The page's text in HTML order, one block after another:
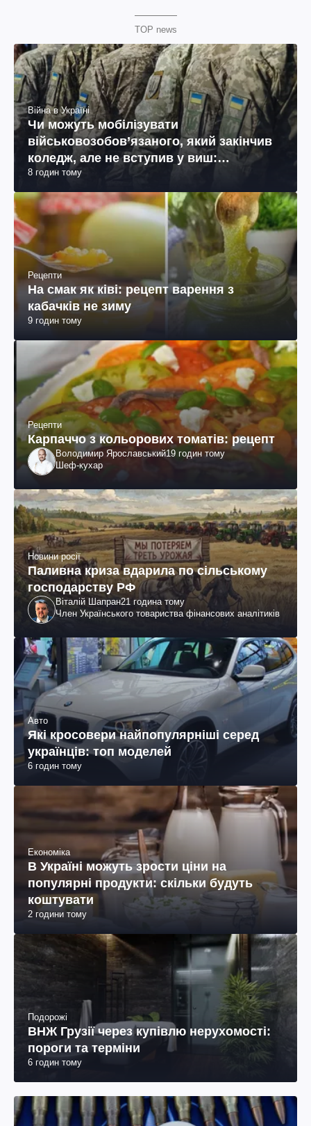
TOP news
Війна в Україні
Чи можуть мобілізувати
військовозобов’язаного, який закінчив
коледж, але не вступив у виш:
пояснення юриста
8 годин тому
Рецепти
На смак як ківі: рецепт варення з
кабачків не зиму
9 годин тому
Рецепти
Карпаччо з кольорових томатів: рецепт
Володимир Ярославський19 годин тому
Шеф-кухар
Новини росії
Паливна криза вдарила по сільському
господарству РФ
Віталій Шапран21 година тому
Член Українського товариства фінансових аналітиків
Авто
Які кросовери найпопулярніші серед
українців: топ моделей
6 годин тому
Економіка
В Україні можуть зрости ціни на
популярні продукти: скільки будуть
коштувати
2 години тому
Подорожі
ВНЖ Грузії через купівлю нерухомості:
пороги та терміни
6 годин тому